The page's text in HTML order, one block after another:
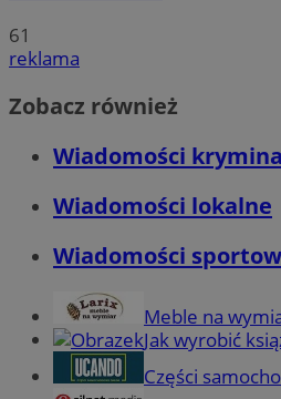
61
reklama
Zobacz również
Wiadomości
Wiadomości lokalne
Wiadomości
Meble na
Jak wyrobić
Części